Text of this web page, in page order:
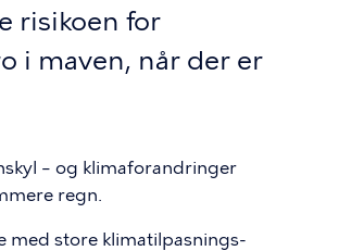
risikoen for
i maven, når der er
– og klimaforandringer
regn.
med store klimatilpasnings-